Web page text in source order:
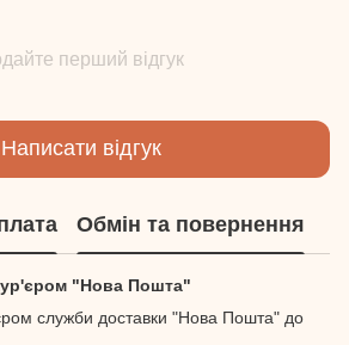
перший відгук
Написати відгук
Обмін та повернення
"Нова Пошта"
служби доставки "Нова Пошта" до